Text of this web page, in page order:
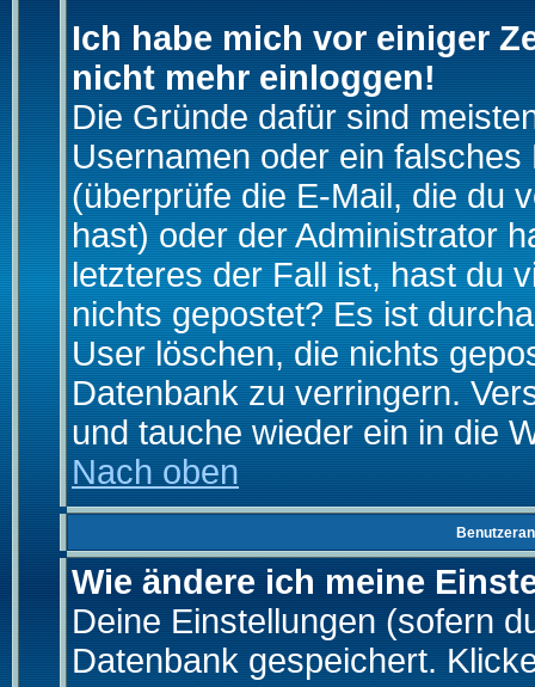
Ich habe mich vor einiger
nicht mehr einloggen!
Die Gründe dafür sind
Usernamen oder ein
(überprüfe die E-Mail, die du
hast) oder der Administrator
letzteres der Fall ist, hast du
nichts gepostet? Es ist
User löschen, die nichts
Datenbank zu verringern.
und tauche wieder ein in die
Nach oben
Wie ändere ich meine
Deine Einstellungen (sofern
Datenbank gespeichert.